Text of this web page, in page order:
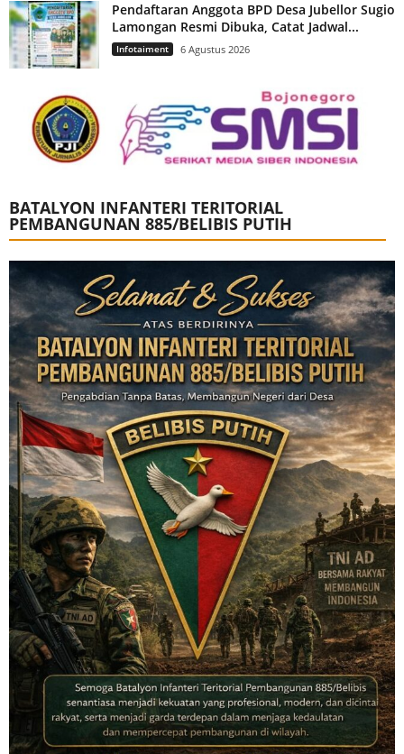
Pendaftaran Anggota BPD Desa Jubellor Sugio
Lamongan Resmi Dibuka, Catat Jadwal...
Infotaiment 6 Agustus 2026
BATALYON INFANTERI TERITORIAL
PEMBANGUNAN 885/BELIBIS PUTIH